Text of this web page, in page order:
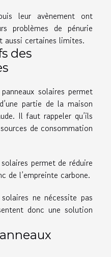
leur avènement ont
problèmes de pénurie
aussi certaines limites.
des
solaires permet
partie de la maison
Il faut rappeler qu’ils
de consommation
permet de réduire
de l’empreinte carbone.
ne nécessite pas
donc une solution